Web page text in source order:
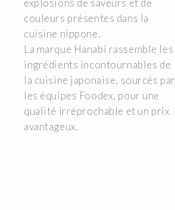
explosions de saveurs et de
couleurs présentes dans la
cuisine nippone.
La marque Hanabi rassemble les
ingrédients incontournables de
la cuisine japonaise, sourcés par
les équipes Foodex, pour une
qualité irréprochable et un prix
avantageux.